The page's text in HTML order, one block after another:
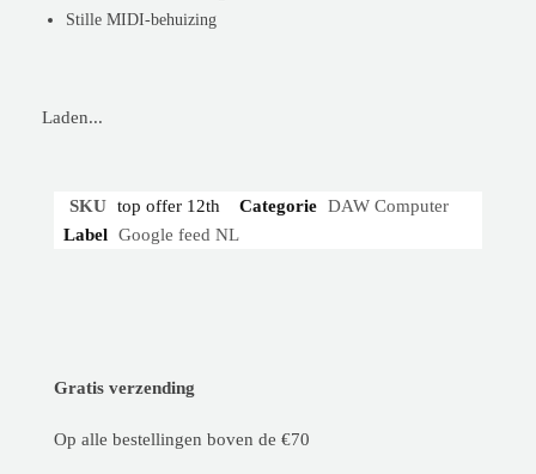
Stille MIDI-behuizing
Laden...
SKU top offer 12th Categorie DAW Computer
Label Google feed NL
Gratis verzending
Op alle bestellingen boven de €70